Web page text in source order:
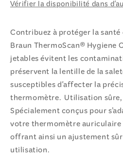
Vérifier la disponibilité dans
Contribuez à protéger la
Braun ThermoScan® Hygiene
jetables évitent les
préservent la lentille de la
susceptibles d'affecter la
thermomètre. Utilisation sûre,
Spécialement conçus pour
votre thermomètre auriculaire
offrant ainsi un ajustement
utilisation.